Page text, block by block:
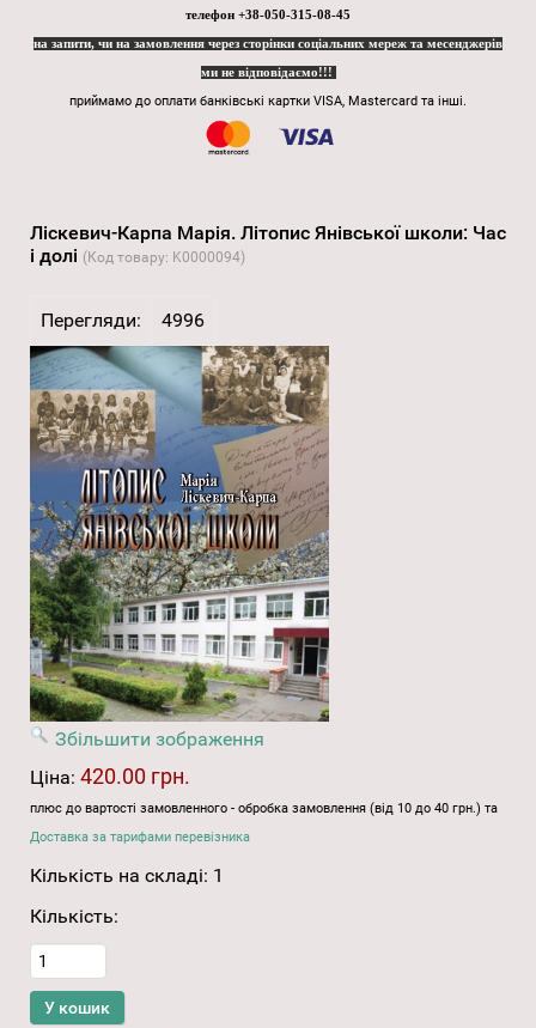
телефон +38-050-315-08-45
на запити, чи на замовлення через сторінки соціальних мереж та месенджерів
ми не відповідаємо!!!
приймамо до оплати банківські картки VISA, Mastercard та інші.
Ліскевич-Карпа Марія. Літопис Янівської школи: Час
і долі (Код товару: K0000094)
Перегляди: 4996
Збільшити зображення
Ціна: 420.00 грн.
плюс до вартості замовленного - обробка замовлення (від 10 до 40 грн.) та
Доставка за тарифами перевізника
Кількість на складі: 1
Кількість: